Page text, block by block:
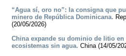
“Agua sí, oro no”: la consigna que
minero de República Dominicana.
(20/05/2026)
China expande su dominio de litio en
ecosistemas sin agua. China (14/05/